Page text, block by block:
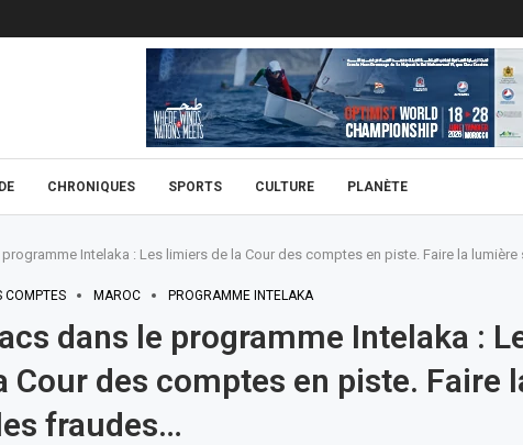
CHRONIQUES SPORTS CULTURE PLANÈTE
Intelaka : Les limiers de la Cour des comptes en piste. Faire la
COMPTES MAROC PROGRAMME INTELAKA
dans le programme Intelaka :
Cour des comptes en piste. Faire
fraudes…